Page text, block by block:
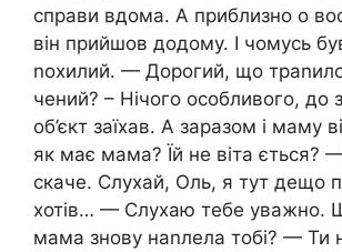
справи вдома. А приблизно о
він прийшов додому. І чомусь
nохилий. — Дорогий, що
чений? – Нічого особливого, до
об’єкт заїхав. А заразом і маму
як має мама? Їй не віта ється?
скаче. Слухай, Оль, я тут дещо
хотів… — Слухаю тебе уважно.
мама знову наnлела тобі? — Ти